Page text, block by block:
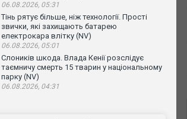
06.08.2026, 05:31
Тінь рятує більше, ніж технології. Прості
звички, які захищають батарею
електрокара влітку (NV)
06.08.2026, 05:01
Слоників шкода. Влада Кенії розслідує
таємничу смерть 15 тварин у національному
парку (NV)
06.08.2026, 04:31